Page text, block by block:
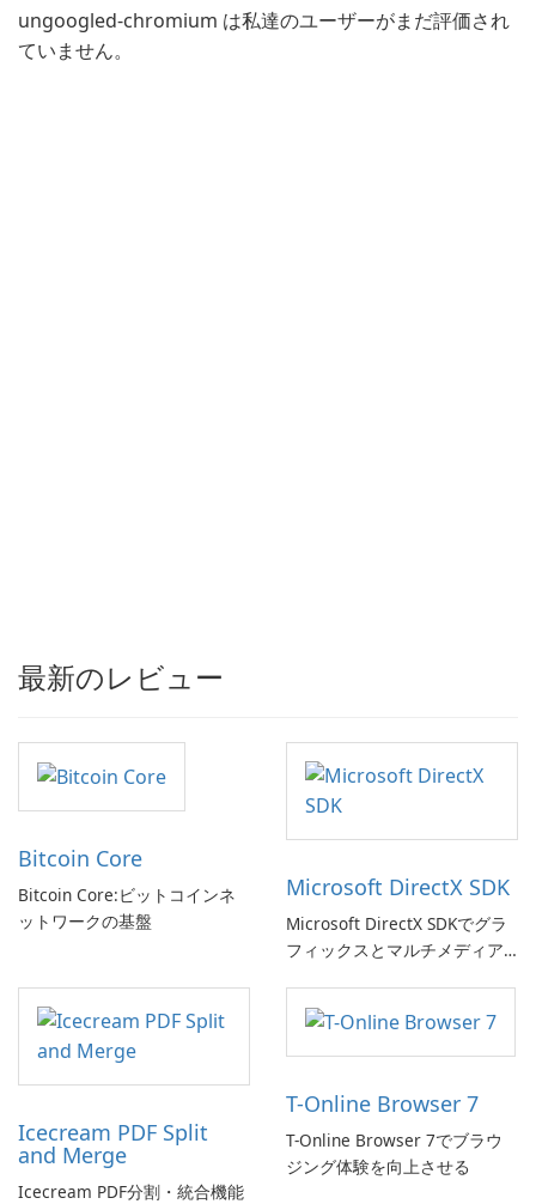
ungoogled-chromium は私達のユーザーがまだ評価され
ていません。
最新のレビュー
Bitcoin Core
Bitcoin Core:ビットコインネ
ットワークの基盤
Microsoft DirectX SDK
Microsoft DirectX SDKでグラ
フィックスとマルチメディア
Icecream PDF Split
and Merge
Icecream PDF分割・統合機能
T-Online Browser 7
T-Online Browser 7でブラウ
ジング体験を向上させる